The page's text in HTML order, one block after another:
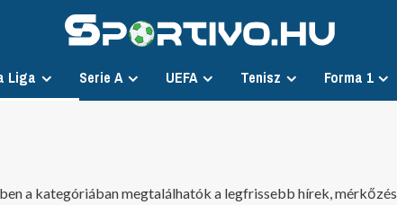
Liga Serie A UEFA Tenisz Forma 1
a kategóriában megtalálhatók a legfrissebb hírek, mérkőzés